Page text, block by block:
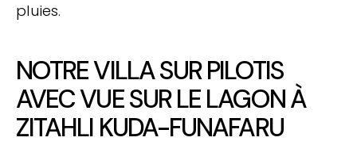
pluies.
NOTRE VILLA SUR PILOTIS
AVEC VUE SUR LE LAGON À
ZITAHLI KUDA-FUNAFARU